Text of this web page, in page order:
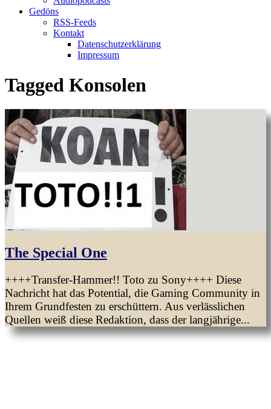
Gedöns
RSS-Feeds
Kontakt
Datenschutzerklärung
Impressum
Tagged Konsolen
The Special One
++++Transfer-Hammer!! Toto zu Sony++++ Diese
Nachricht hat das Potential, die Gaming Community in
Ihrem Grundfesten zu erschüttern. Aus verlässlichen
Quellen weiß diese Redaktion, dass der langjährige...